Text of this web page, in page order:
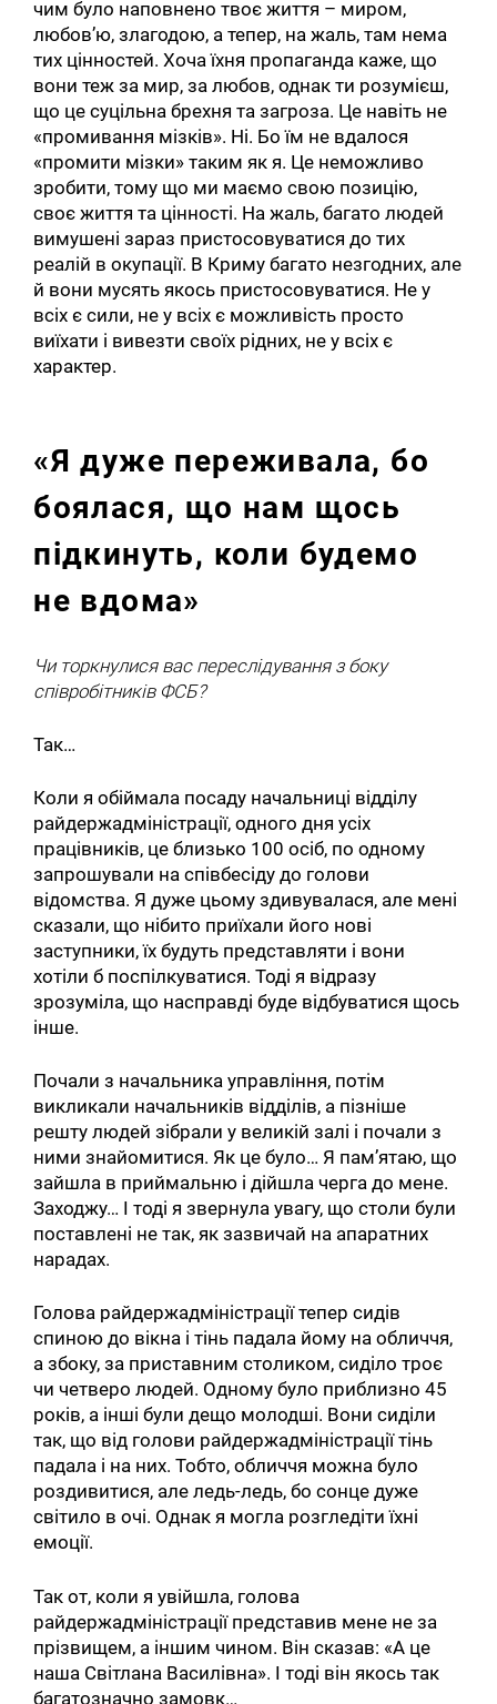
чим було наповнено твоє життя – миром,
любов’ю, злагодою, а тепер, на жаль, там нема
тих цінностей. Хоча їхня пропаганда каже, що
вони теж за мир, за любов, однак ти розумієш,
що це суцільна брехня та загроза. Це навіть не
«промивання мізків». Ні. Бо їм не вдалося
«промити мізки» таким як я. Це неможливо
зробити, тому що ми маємо свою позицію,
своє життя та цінності. На жаль, багато людей
вимушені зараз пристосовуватися до тих
реалій в окупації. В Криму багато незгодних, але
й вони мусять якось пристосовуватися. Не у
всіх є сили, не у всіх є можливість просто
виїхати і вивезти своїх рідних, не у всіх є
характер.
«Я дуже переживала, бо
боялася, що нам щось
підкинуть, коли будемо
не вдома»
Чи торкнулися вас переслідування з боку
співробітників ФСБ?
Так…
Коли я обіймала посаду начальниці відділу
райдержадміністрації, одного дня усіх
працівників, це близько 100 осіб, по одному
запрошували на співбесіду до голови
відомства. Я дуже цьому здивувалася, але мені
сказали, що нібито приїхали його нові
заступники, їх будуть представляти і вони
хотіли б поспілкуватися. Тоді я відразу
зрозуміла, що насправді буде відбуватися щось
інше.
Почали з начальника управління, потім
викликали начальників відділів, а пізніше
решту людей зібрали у великій залі і почали з
ними знайомитися. Як це було… Я пам’ятаю, що
зайшла в приймальню і дійшла черга до мене.
Заходжу… І тоді я звернула увагу, що столи були
поставлені не так, як зазвичай на апаратних
нарадах.
Голова райдержадміністрації тепер сидів
спиною до вікна і тінь падала йому на обличчя,
а збоку, за приставним столиком, сиділо троє
чи четверо людей. Одному було приблизно 45
років, а інші були дещо молодші. Вони сиділи
так, що від голови райдержадміністрації тінь
падала і на них. Тобто, обличчя можна було
роздивитися, але ледь-ледь, бо сонце дуже
світило в очі. Однак я могла розгледіти їхні
емоції.
Так от, коли я увійшла, голова
райдержадміністрації представив мене не за
прізвищем, а іншим чином. Він сказав: «А це
наша Світлана Василівна». І тоді він якось так
багатозначно замовк…